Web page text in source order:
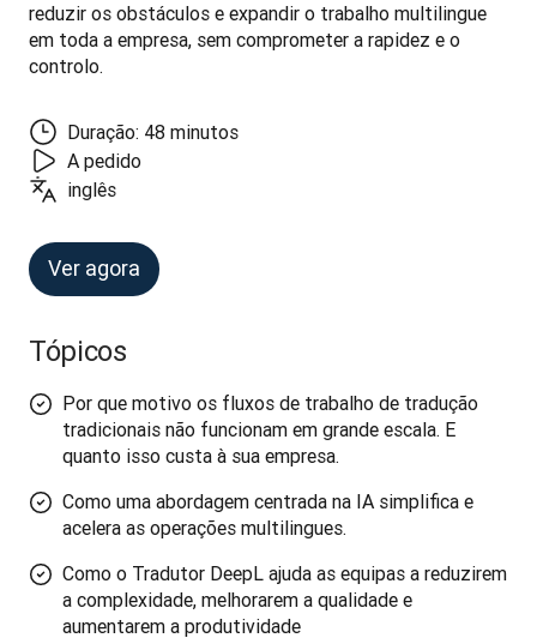
reduzir os obstáculos e expandir o trabalho multilingue
em toda a empresa, sem comprometer a rapidez e o
controlo.
Duração: 48 minutos
A pedido
inglês
Ver agora
Tópicos
Por que motivo os fluxos de trabalho de tradução
tradicionais não funcionam em grande escala. E
quanto isso custa à sua empresa.
Como uma abordagem centrada na IA simplifica e
acelera as operações multilingues.
Como o Tradutor DeepL ajuda as equipas a reduzirem
a complexidade, melhorarem a qualidade e
aumentarem a produtividade